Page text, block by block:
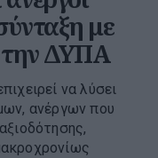
με
ΔΥΠΑ
να λύσει
ανέργων που